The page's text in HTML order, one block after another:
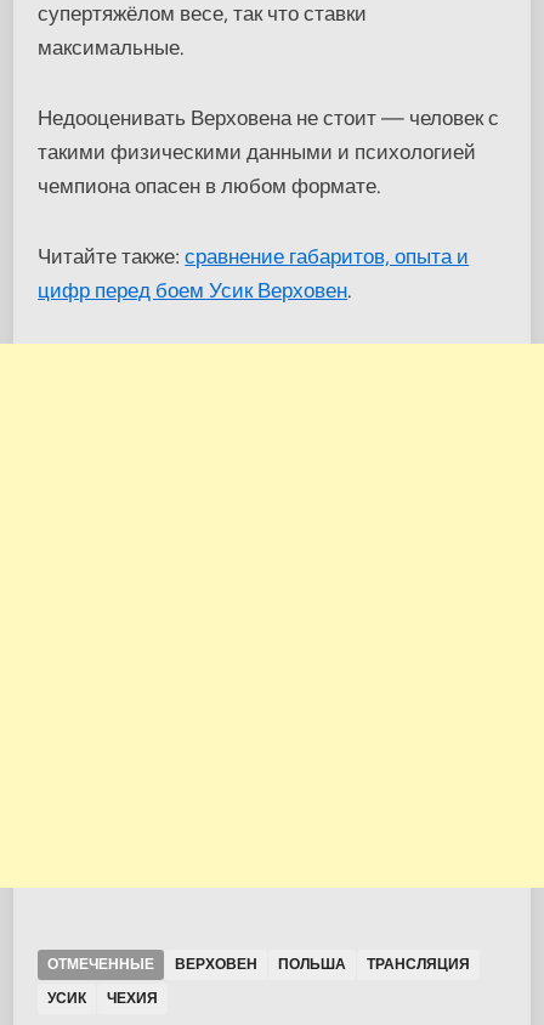
супертяжёлом весе, так что ставки
максимальные.
Недооценивать Верховена не стоит — человек с
такими физическими данными и психологией
чемпиона опасен в любом формате.
Читайте также:сравнение габаритов, опыта и
цифр перед боем Усик Верховен.
ОТМЕЧЕННЫЕ ВЕРХОВЕН ПОЛЬША
ТРАНСЛЯЦИЯ
УСИК
ЧЕХИЯ